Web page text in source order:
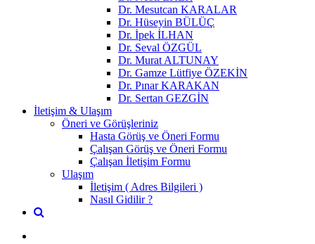
Dr. Mesutcan KARALAR
Dr. Hüseyin BÜLÜÇ
Dr. İpek İLHAN
Dr. Seval ÖZGÜL
Dr. Murat ALTUNAY
Dr. Gamze Lütfiye ÖZEKİN
Dr. Pınar KARAKAN
Dr. Sertan GEZGİN
İletişim & Ulaşım
Öneri ve Görüşleriniz
Hasta Görüş ve Öneri Formu
Çalışan Görüş ve Öneri Formu
Çalışan İletişim Formu
Ulaşım
İletişim ( Adres Bilgileri )
Nasıl Gidilir ?